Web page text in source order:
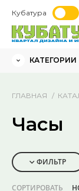
Кубатура
КАТЕГОРИИ
ГЛАВНАЯ
Часы
ФИЛЬТР
СОРТИРОВАТЬ